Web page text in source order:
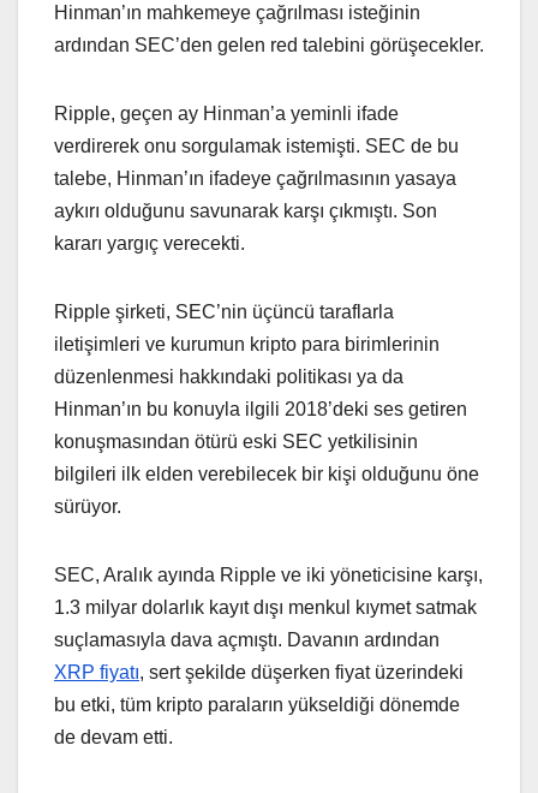
Hinman’ın mahkemeye çağrılması isteğinin
ardından SEC’den gelen red talebini görüşecekler.
Ripple, geçen ay Hinman’a yeminli ifade
verdirerek onu sorgulamak istemişti. SEC de bu
talebe, Hinman’ın ifadeye çağrılmasının yasaya
aykırı olduğunu savunarak karşı çıkmıştı. Son
kararı yargıç verecekti.
Ripple şirketi, SEC’nin üçüncü taraflarla
iletişimleri ve kurumun kripto para birimlerinin
düzenlenmesi hakkındaki politikası ya da
Hinman’ın bu konuyla ilgili 2018’deki ses getiren
konuşmasından ötürü eski SEC yetkilisinin
bilgileri ilk elden verebilecek bir kişi olduğunu öne
sürüyor.
SEC, Aralık ayında Ripple ve iki yöneticisine karşı,
1.3 milyar dolarlık kayıt dışı menkul kıymet satmak
suçlamasıyla dava açmıştı. Davanın ardından
XRP fiyatı, sert şekilde düşerken fiyat üzerindeki
bu etki, tüm kripto paraların yükseldiği dönemde
de devam etti.